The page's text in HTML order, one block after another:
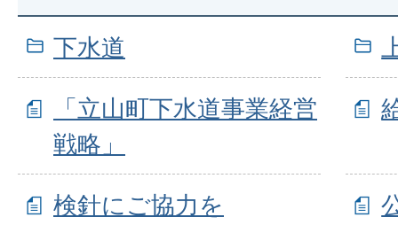
下水道
「立山町下水道事業経営
戦略」
検針にご協力を